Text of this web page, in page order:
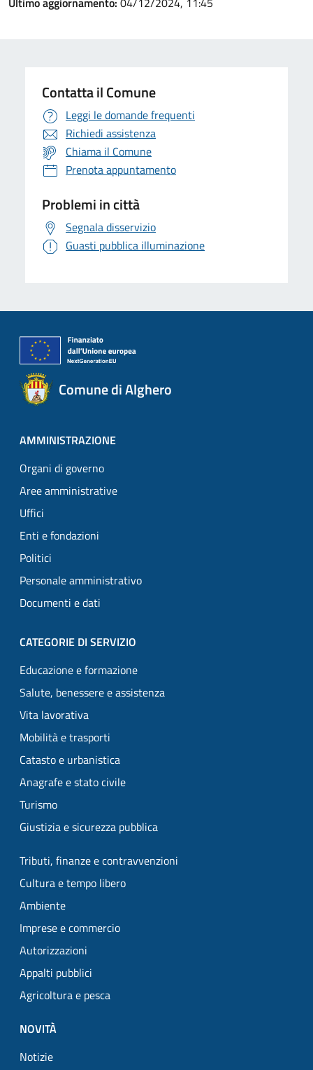
Contatta il Comune
Leggi le domande frequenti
Richiedi assistenza
Chiama il Comune
Prenota appuntamento
Problemi in città
Segnala disservizio
Guasti pubblica illuminazione
Comune di Alghero
AMMINISTRAZIONE
Organi di governo
Aree amministrative
Uffici
Enti e fondazioni
Politici
Personale amministrativo
Documenti e dati
CATEGORIE DI SERVIZIO
Educazione e formazione
Salute, benessere e assistenza
Vita lavorativa
Mobilità e trasporti
Catasto e urbanistica
Anagrafe e stato civile
Turismo
Giustizia e sicurezza pubblica
Tributi, finanze e contravvenzioni
Cultura e tempo libero
Ambiente
Imprese e commercio
Autorizzazioni
Appalti pubblici
Agricoltura e pesca
NOVITÀ
Notizie